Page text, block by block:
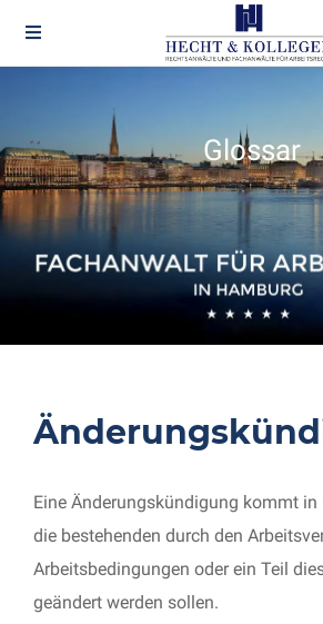
Glossar
Eine Änderungskündigung kommt in
die bestehenden durch den
Arbeitsbedingungen oder ein Teil
geändert werden sollen.